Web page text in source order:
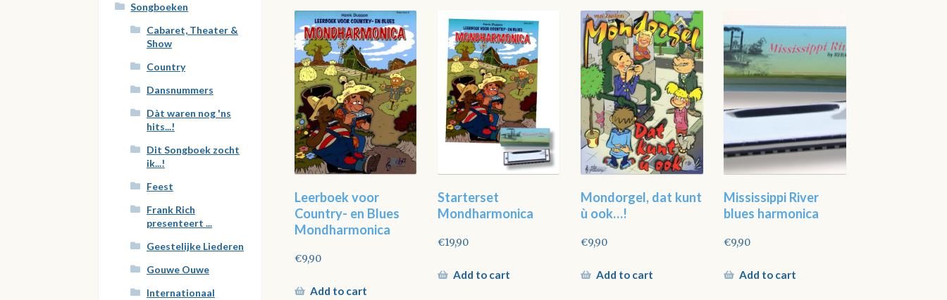
Leerboek voor
Country- en Blues
Mondharmonica
€9,90
Add to cart
Starterset
Mondharmonica
€19,90
Add to cart
Mondorgel, dat kunt
ù ook…!
€9,90
Add to cart
Mississippi River
blues harmonica
€9,90
Add to cart
Songboeken
Cabaret, Theater &
Show
Country
Dansnummers
Dàt waren nog 'ns
hits...!
Dit Songboek zocht
ik...!
Feest
Frank Rich
presenteert ...
Geestelijke Liederen
Gouwe Ouwe
Internationaal